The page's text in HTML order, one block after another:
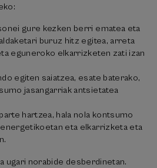
gure kezken berri ematea eta
buruz hitz egitea, arreta
eguneroko elkarrizketen zati izan
egiten saiatzea, esate baterako,
jasangarriak antsietatea
hartzea, hala nola kontsumo
eta elkarrizketa eta
ugari norabide desberdinetan.